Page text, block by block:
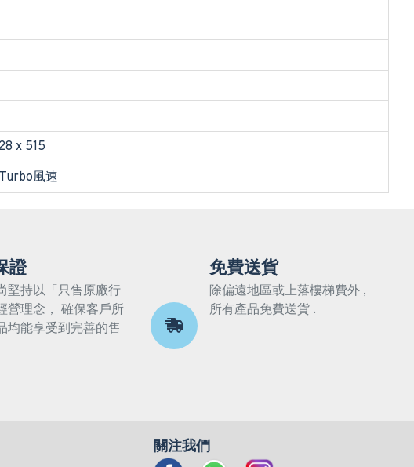
x 515
風速
證
堅持以「只售原廠行
營理念， 確保客戶所
均能享受到完善的售
免費送貨
除偏遠地區或上落樓梯費外 ,
所有產品免費送貨 .
關注我們